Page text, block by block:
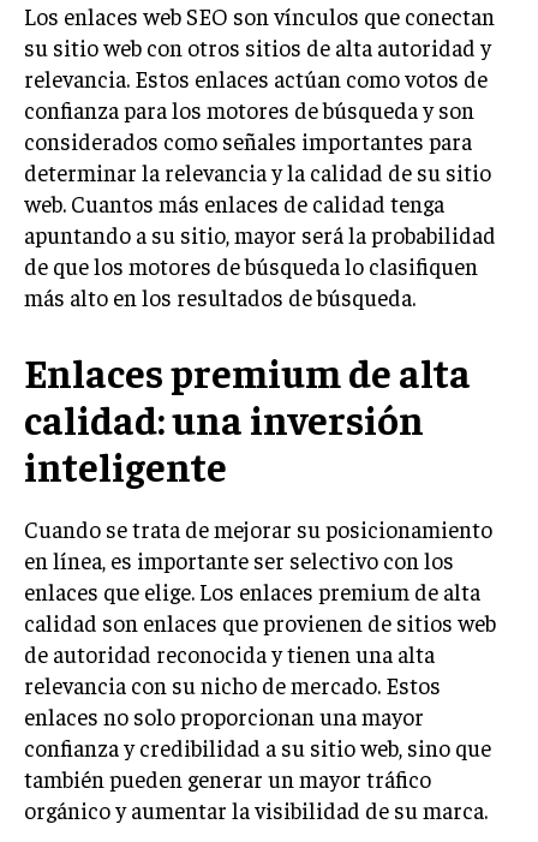
VENTA DE ENLACES
MARKETING DIGITAL
PUBLICIDAD
VENTAS Y PERSUASIÓN
GESTIÓN DE PRODUCTOS
COMUNICACIÓN CORPORATIVA
GESTIÓN DE MARCA
ANÁLISIS DE COMPETENCIA
GESTIÓN DE CLIENTES
INNOVACIÓN EMPRESARIAL
GESTIÓN DEL CAMBIO
LIDERAZGO
HABILIDADES DIRECTIVAS
PLANIFICACIÓN EMPRESARIAL
FINANZAS
FINANZAS Y CONTABILIDAD
Los enlaces web SEO son vínculos que conectan
su sitio web con otros sitios de alta autoridad y
relevancia. Estos enlaces actúan como votos de
confianza para los motores de búsqueda y son
considerados como señales importantes para
determinar la relevancia y la calidad de su sitio
web. Cuantos más enlaces de calidad tenga
apuntando a su sitio, mayor será la probabilidad
de que los motores de búsqueda lo clasifiquen
más alto en los resultados de búsqueda.
Enlaces premium de alta
calidad: una inversión
inteligente
Cuando se trata de mejorar su posicionamiento
en línea, es importante ser selectivo con los
enlaces que elige. Los enlaces premium de alta
calidad son enlaces que provienen de sitios web
de autoridad reconocida y tienen una alta
relevancia con su nicho de mercado. Estos
enlaces no solo proporcionan una mayor
confianza y credibilidad a su sitio web, sino que
también pueden generar un mayor tráfico
orgánico y aumentar la visibilidad de su marca.